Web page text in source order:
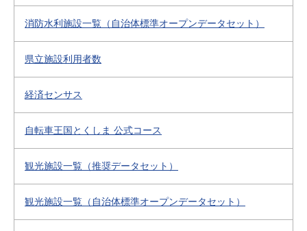
消防水利施設一覧（自治体標準オープンデータセット）
県立施設利用者数
経済センサス
自転車王国とくしま 公式コース
観光施設一覧（推奨データセット）
観光施設一覧（自治体標準オープンデータセット）